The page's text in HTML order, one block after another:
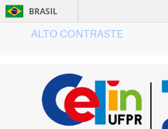
BRASIL
ALTO CONTRASTE